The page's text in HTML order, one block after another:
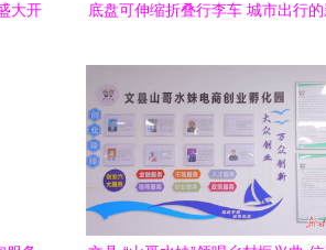
大开
底盘可伸缩折叠行李车 城市出行